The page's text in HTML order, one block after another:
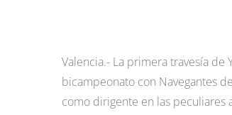
Valencia.- La primera travesía
bicampeonato con Navegantes
como dirigente en las peculiares